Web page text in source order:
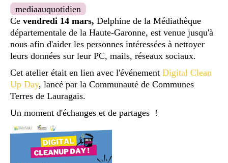
mediaauquotidien
Ce vendredi 14 mars, Delphine de la Médiathèque
départementale de la Haute-Garonne, est venue jusqu'à
nous afin d'aider les personnes intéressées à nettoyer
leurs données sur leur PC, mails, réseaux sociaux.
Cet atelier était en lien avec l'événement Digital Clean
Up Day, lancé par la Communauté de Communes
Terres de Lauragais.
Un moment d'échanges et de partages !